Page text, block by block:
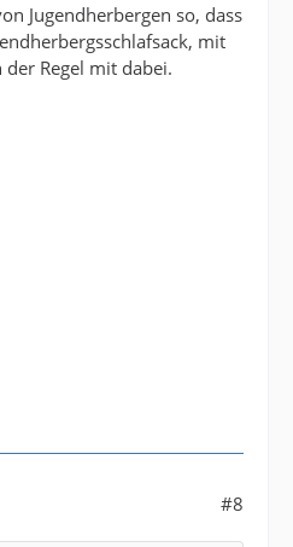
Jugendherbergen so, dass
mit
Regel mit dabei.
#8